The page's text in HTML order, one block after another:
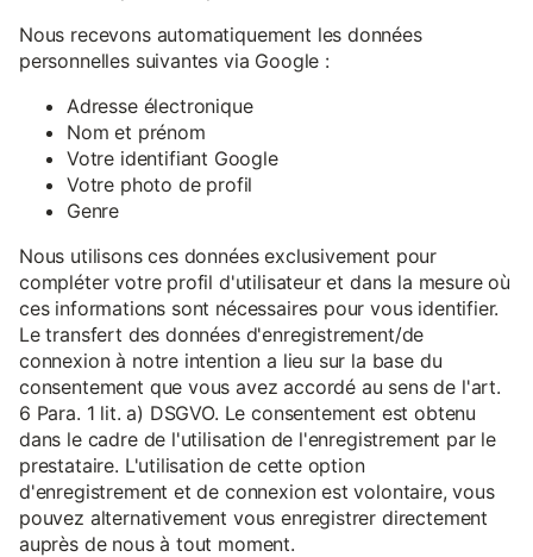
Nous recevons automatiquement les données
personnelles suivantes via Google :
Adresse électronique
Nom et prénom
Votre identifiant Google
Votre photo de profil
Genre
Nous utilisons ces données exclusivement pour
compléter votre profil d'utilisateur et dans la mesure où
ces informations sont nécessaires pour vous identifier.
Le transfert des données d'enregistrement/de
connexion à notre intention a lieu sur la base du
consentement que vous avez accordé au sens de l'art.
6 Para. 1 lit. a) DSGVO. Le consentement est obtenu
dans le cadre de l'utilisation de l'enregistrement par le
prestataire. L'utilisation de cette option
d'enregistrement et de connexion est volontaire, vous
pouvez alternativement vous enregistrer directement
auprès de nous à tout moment.